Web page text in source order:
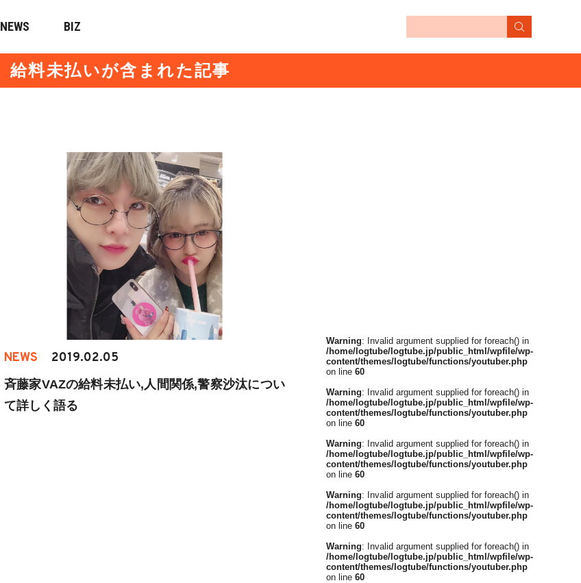
NEWS BIZ
給料未払いが含まれた記事
NEWS 2019.02.05
斉藤家VAZの給料未払い,人間関係,警察沙汰につい
て詳しく語る
Warning: Invalid argument supplied for foreach() in
/home/logtube/logtube.jp/public_html/wpfile/wp-
content/themes/logtube/functions/youtuber.php
on line 60
Warning: Invalid argument supplied for foreach() in
/home/logtube/logtube.jp/public_html/wpfile/wp-
content/themes/logtube/functions/youtuber.php
on line 60
Warning: Invalid argument supplied for foreach() in
/home/logtube/logtube.jp/public_html/wpfile/wp-
content/themes/logtube/functions/youtuber.php
on line 60
Warning: Invalid argument supplied for foreach() in
/home/logtube/logtube.jp/public_html/wpfile/wp-
content/themes/logtube/functions/youtuber.php
on line 60
Warning: Invalid argument supplied for foreach() in
/home/logtube/logtube.jp/public_html/wpfile/wp-
content/themes/logtube/functions/youtuber.php
on line 60